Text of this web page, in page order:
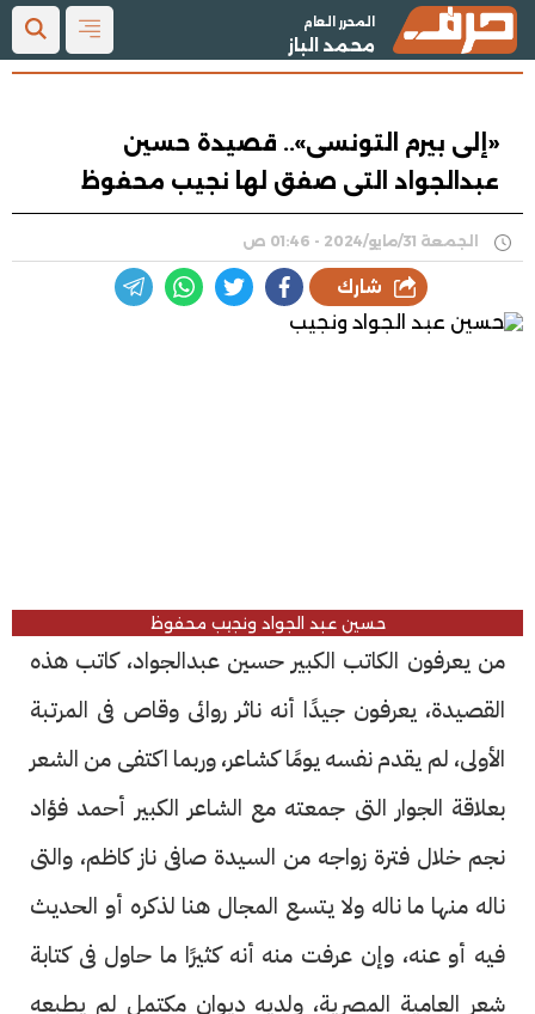
المحرر العام
محمد الباز
«إلى بيرم التونسى».. قصيدة حسين
عبدالجواد التى صفق لها نجيب محفوظ
الجمعة 31/مايو/2024 - 01:46 ص
شارك
حسين عبد الجواد ونجيب محفوظ
من يعرفون الكاتب الكبير حسين عبدالجواد، كاتب هذه
القصيدة، يعرفون جيدًا أنه ناثر روائى وقاص فى المرتبة
الأولى، لم يقدم نفسه يومًا كشاعر، وربما اكتفى من الشعر
بعلاقة الجوار التى جمعته مع الشاعر الكبير أحمد فؤاد
نجم خلال فترة زواجه من السيدة صافى ناز كاظم، والتى
ناله منها ما ناله ولا يتسع المجال هنا لذكره أو الحديث
فيه أو عنه، وإن عرفت منه أنه كثيرًا ما حاول فى كتابة
شعر العامية المصرية، ولديه ديوان مكتمل لم يطبعه